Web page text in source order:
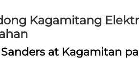
Kagamitang
at Kagamitan